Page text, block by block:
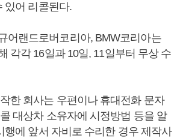
있어 리콜된다.
어랜드로버코리아, BMW코리아는
각각 16일과 10일, 11일부터 무상 수
한 회사는 우편이나 휴대전화 문자
대상차 소유자에 시정방법 등을 알
행에 앞서 자비로 수리한 경우 제작사